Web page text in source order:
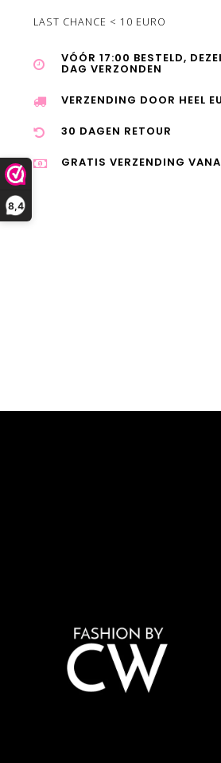
8,4
LAST CHANCE < 10 EURO
VÓÓR 17:00 BESTELD,
DAG VERZONDEN
VERZENDING DOOR HEEL
30 DAGEN RETOUR
GRATIS VERZENDING